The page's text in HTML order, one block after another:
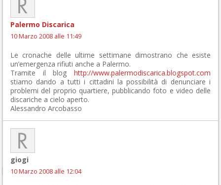
Palermo Discarica
10 Marzo 2008 alle 11:49
Le cronache delle ultime settimane dimostrano che esiste
un’emergenza rifiuti anche a Palermo.
Tramite il blog http://www.palermodiscarica.blogspot.com
stiamo dando a tutti i cittadini la possibilità di denunciare i
problemi del proprio quartiere, pubblicando foto e video delle
discariche a cielo aperto.
Alessandro Arcobasso
giogi
10 Marzo 2008 alle 12:04